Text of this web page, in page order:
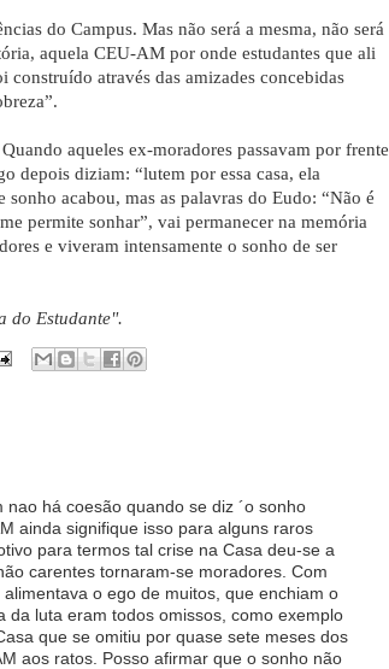
do Campus. Mas não será a mesma, não será
aquela CEU-AM por onde estudantes que ali
através das amizades concebidas
aqueles ex-moradores passavam por frente
depois diziam: “lutem por essa casa, ela
acabou, mas as palavras do Eudo: “Não é
permite sonhar”, vai permanecer na memória
e viveram intensamente o sonho de ser
do Estudante".
há coesão quando se diz ´o sonho
ainda signifique isso para alguns raros
para termos tal crise na Casa deu-se a
carentes tornaram-se moradores. Com
o ego de muitos, que enchiam o
da luta eram todos omissos, como exemplo
que se omitiu por quase sete meses dos
aos ratos. Posso afirmar que o sonho não